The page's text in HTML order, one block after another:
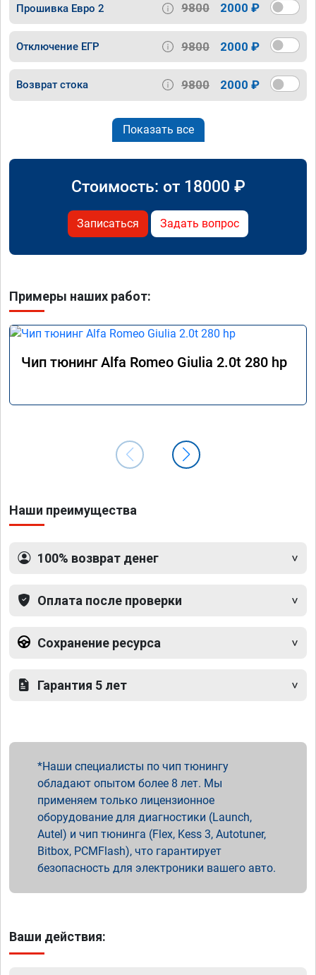
Прошивка Евро 2 9800 2000 ₽
Отключение ЕГР 9800 2000 ₽
Возврат стока 9800 2000 ₽
Показать все
Стоимость: от 18000 ₽
Записаться Задать вопрос
Примеры наших работ:
Чип тюнинг Alfa Romeo Giulia 2.0t 280 hp
Наши преимущества
100% возврат денег
Оплата после проверки
Сохранение ресурса
Гарантия 5 лет
Наши специалисты по чип тюнингу
обладают опытом более 8 лет. Мы
применяем только лицензионное
оборудование для диагностики (Launch,
Autel) и чип тюнинга (Flex, Kess 3, Autotuner,
Bitbox, PCMFlash), что гарантирует
безопасность для электроники вашего авто.
Ваши действия: